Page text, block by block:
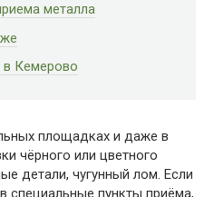
металла
Кемерово
площадках и даже в
чёрного или цветного
детали, чугунный лом. Если
специальные пункты приёма,